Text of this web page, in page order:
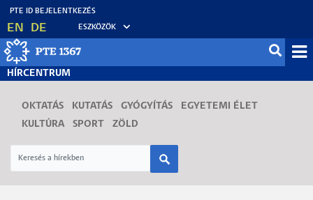
Ugrás
tartalomra
EN DE ESZKÖZÖK
HÍRCENTRUM
OKTATÁS KUTATÁS GYÓGYÍTÁS
EGYETEMI ÉLET
KULTÚRA
SPORT ZÖLD